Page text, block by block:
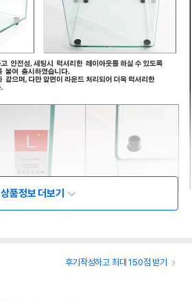
상품정보 더보기
후기작성하고 최대 150점 받기